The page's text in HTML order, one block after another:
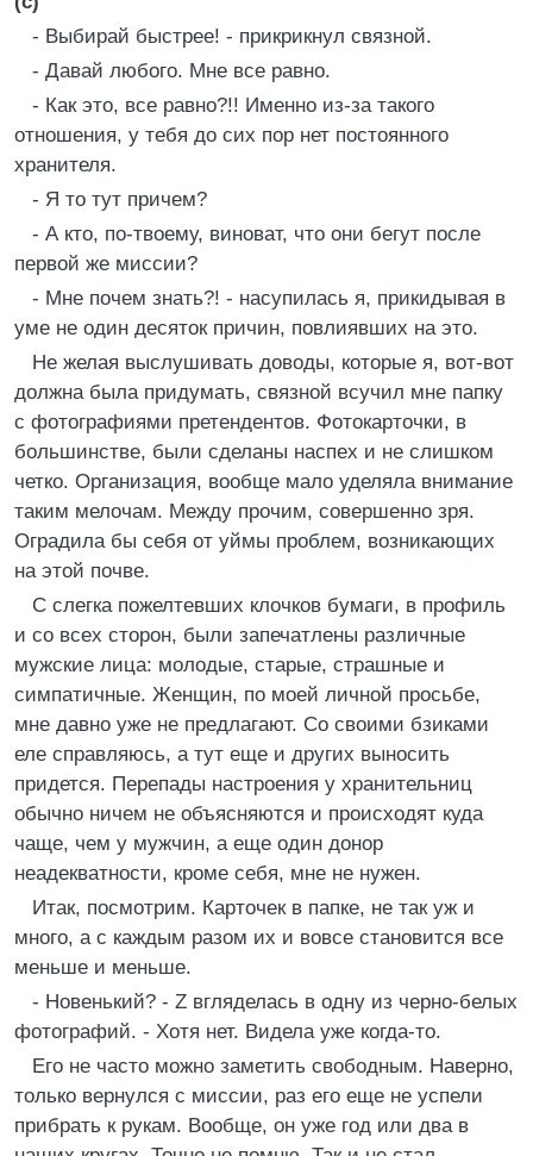
- Выбирай быстрее! - прикрикнул связной.
- Давай любого. Мне все равно.
- Как это, все равно?!! Именно из-за такого
отношения, у тебя до сих пор нет постоянного
хранителя.
- Я то тут причем?
- А кто, по-твоему, виноват, что они бегут после
первой же миссии?
- Мне почем знать?! - насупилась я, прикидывая в
уме не один десяток причин, повлиявших на это.
Не желая выслушивать доводы, которые я, вот-вот
должна была придумать, связной всучил мне папку
с фотографиями претендентов. Фотокарточки, в
большинстве, были сделаны наспех и не слишком
четко. Организация, вообще мало уделяла внимание
таким мелочам. Между прочим, совершенно зря.
Оградила бы себя от уймы проблем, возникающих
на этой почве.
С слегка пожелтевших клочков бумаги, в профиль
и со всех сторон, были запечатлены различные
мужские лица: молодые, старые, страшные и
симпатичные. Женщин, по моей личной просьбе,
мне давно уже не предлагают. Со своими бзиками
еле справляюсь, а тут еще и других выносить
придется. Перепады настроения у хранительниц
обычно ничем не объясняются и происходят куда
чаще, чем у мужчин, а еще один донор
неадекватности, кроме себя, мне не нужен.
Итак, посмотрим. Карточек в папке, не так уж и
много, а с каждым разом их и вовсе становится все
меньше и меньше.
- Новенький? - Z вгляделась в одну из черно-белых
фотографий. - Хотя нет. Видела уже когда-то.
Его не часто можно заметить свободным. Наверно,
только вернулся с миссии, раз его еще не успели
прибрать к рукам. Вообще, он уже год или два в